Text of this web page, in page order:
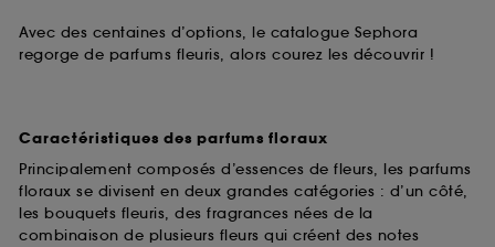
Avec des centaines d’options, le catalogue Sephora
regorge de parfums fleuris, alors courez les découvrir !
Caractéristiques des parfums floraux
Principalement composés d’essences de fleurs, les parfums
floraux se divisent en deux grandes catégories : d’un côté,
les bouquets fleuris, des fragrances nées de la
combinaison de plusieurs fleurs qui créent des notes